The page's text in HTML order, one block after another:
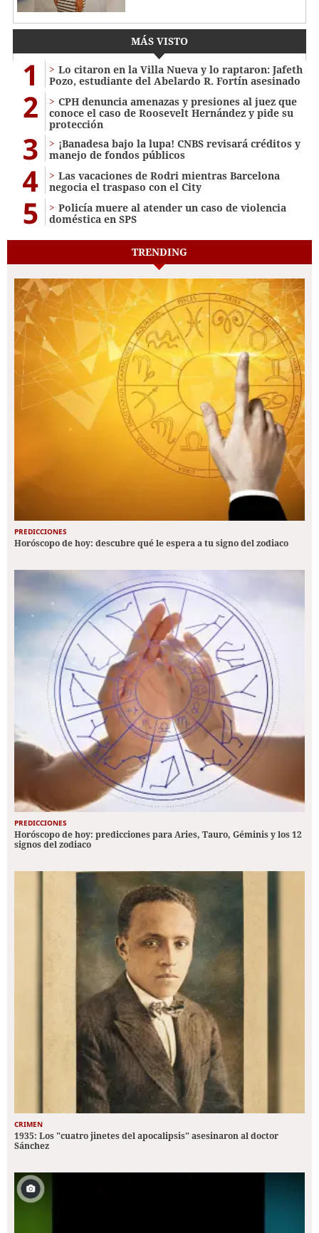
MÁS VISTO
1
Lo citaron en la Villa Nueva y lo raptaron: Jafeth
Pozo, estudiante del Abelardo R. Fortín asesinado
2
CPH denuncia amenazas y presiones al juez que
conoce el caso de Roosevelt Hernández y pide su
protección
3
¡Banadesa bajo la lupa! CNBS revisará créditos y
manejo de fondos públicos
4
Las vacaciones de Rodri mientras Barcelona
negocia el traspaso con el City
5
Policía muere al atender un caso de violencia
doméstica en SPS
TRENDING
PREDICCIONES
Horóscopo de hoy: descubre qué le espera a tu signo del zodiaco
PREDICCIONES
Horóscopo de hoy: predicciones para Aries, Tauro, Géminis y los 12
signos del zodiaco
CRIMEN
1935: Los "cuatro jinetes del apocalipsis" asesinaron al doctor
Sánchez